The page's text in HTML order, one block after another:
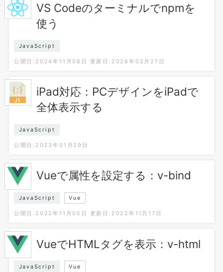
VS Codeのターミナルでnpmを
使う
JavaScript
公開日:2024年11月08日 更新日:2026年02月27日
iPad対応：PCデザインをiPadで
全体表示する
JavaScript
公開日:2023年01月29日
Vueで属性を設定する：v-bind
JavaScript Vue
公開日:2022年11月05日 更新日:2022年11月17日
VueでHTMLタグを表示：v-html
JavaScript Vue